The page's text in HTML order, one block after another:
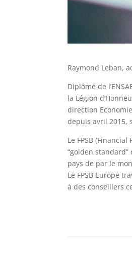
Raymond Leban,
Diplômé de
la Légion
direction
depuis avril 2015,
Le FPSB
“golden
pays de par le
Le FPSB Europe
à des conseillers